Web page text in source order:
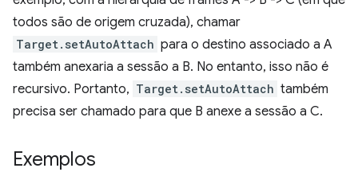
todos são de origem cruzada), chamar
Target.setAutoAttach para o destino associado a A
também anexaria a sessão a B. No entanto, isso não é
recursivo. Portanto, Target.setAutoAttach também
precisa ser chamado para que B anexe a sessão a C.
Exemplos